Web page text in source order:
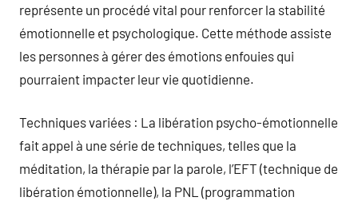
représente un procédé vital pour renforcer la stabilité
émotionnelle et psychologique. Cette méthode assiste
les personnes à gérer des émotions enfouies qui
pourraient impacter leur vie quotidienne.
Techniques variées : La libération psycho-émotionnelle
fait appel à une série de techniques, telles que la
méditation, la thérapie par la parole, l’EFT (technique de
libération émotionnelle), la PNL (programmation